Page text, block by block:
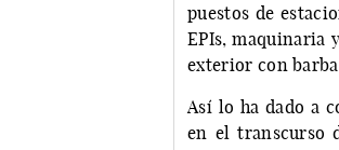
puestos de
EPIs, maquinaria
exterior con
Así lo ha dado a
en el transcurso